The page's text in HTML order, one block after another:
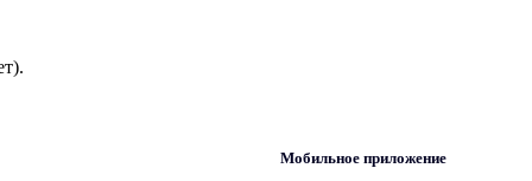
Мобильное приложение